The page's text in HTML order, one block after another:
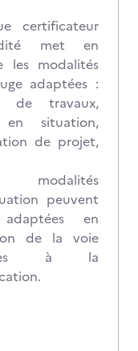
certificateur
met en
les modalités
adaptées :
de travaux,
en situation,
de projet,
modalités
peuvent
en
de la voie
à la